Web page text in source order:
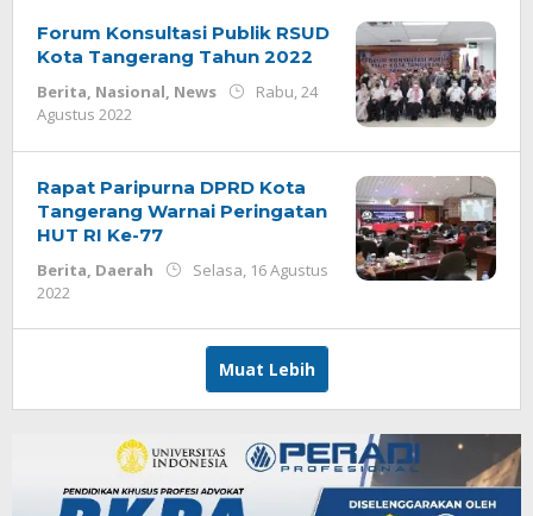
Forum Konsultasi Publik RSUD
Kota Tangerang Tahun 2022
Berita, Nasional, News
Rabu, 24
Agustus 2022
Rapat Paripurna DPRD Kota
Tangerang Warnai Peringatan
HUT RI Ke-77
Berita Daerah
Selasa, 16 Agustus
2022
Muat Lebih